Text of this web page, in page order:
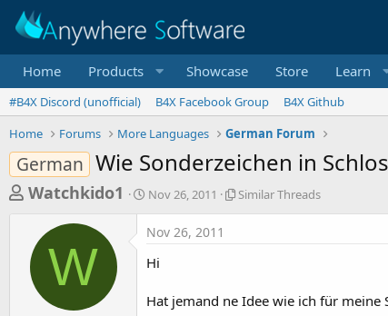
Home Products Showcase Store Learn
#B4X Discord (unofficial) B4X Facebook Group
B4X Github
Home
Forums More Languages German Forum
German Wie Sonderzeichen in
T
e
a
Watchkido1
S
r
d
t
Nov 26, 2011
S
T
Similar Threads
W
Nov 26, 2011
Hi
Hat jemand ne Idee wie ich für meine